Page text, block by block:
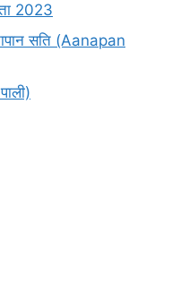
2023
सति (Aanapan